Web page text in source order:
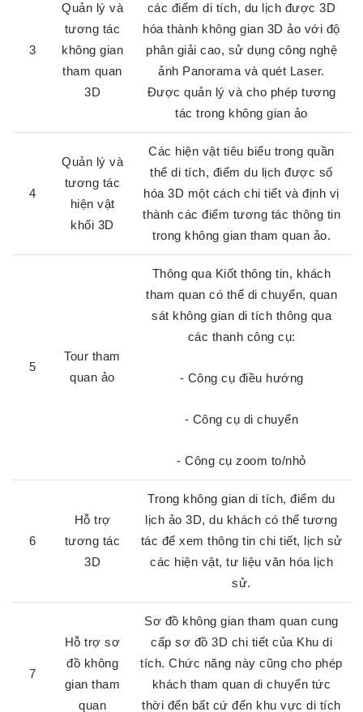
3
Quản lý và
tương tác
không gian
tham quan
3D
các điểm di tích, du lịch được 3D
hóa thành không gian 3D ảo với độ
phân giải cao, sử dụng công nghệ
ảnh Panorama và quét Laser.
Được quản lý và cho phép tương
tác trong không gian ảo
4
Quản lý và
tương tác
hiện vật
khối 3D
Các hiện vật tiêu biểu trong quần
thể di tích, điểm du lịch được số
hóa 3D một cách chi tiết và định vị
thành các điểm tương tác thông tin
trong không gian tham quan ảo.
5
Tour tham
quan ảo
Thông qua Kiốt thông tin, khách
tham quan có thể di chuyển, quan
sát không gian di tích thông qua
các thanh công cụ:
- Công cụ điều hướng
- Công cụ di chuyển
- Công cụ zoom to/nhỏ
6
Hỗ trợ
tương tác
3D
Trong không gian di tích, điểm du
lịch ảo 3D, du khách có thể tương
tác để xem thông tin chi tiết, lịch sử
các hiện vật, tư liệu văn hóa lịch
sử.
7
Hỗ trợ sơ
đồ không
gian tham
quan
Sơ đồ không gian tham quan cung
cấp sơ đồ 3D chi tiết của Khu di
tích. Chức năng này cũng cho phép
khách tham quan di chuyển tức
thời đến bất cứ đến khu vực di tích